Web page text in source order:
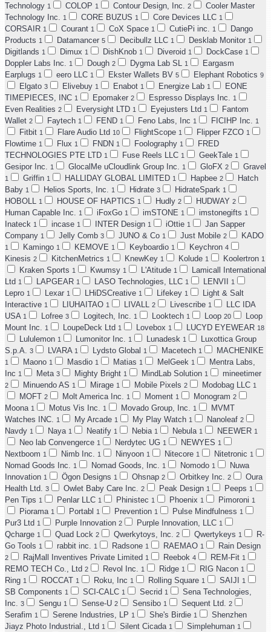
Technology 1 COLOP 1 Contour Design, Inc. 2
Cooler Master
Technology Inc. 1 CORE BUZUS 1 Core Devices LLC 1
CORSAIR 1 Courant 1 CoX Space 1 CutiePi inc. 1
Dango
Products 1 Datamancer 5 Decibullz LLC 1 Desklab Monitor 1
Digitlands 1 Dimux 1 DishKnob 1 Diveroid 1 DockCase 1
Doppler Labs Inc. 1 Dough 2 Dygma Lab SL 1
Eargasm
Earplugs 1 eero LLC 1 Ekster Wallets BV 5 Elephant Robotics 9
Elgato 3 Elivebuy 1 Enabot 1 Energize Lab 1
EONE
TIMEPIECES, INC 1 Epomaker 2 Espresso Displays Inc. 1
Even Realities 2 Everysight LTD 1 Eyejusters Ltd 1
Fantom
Wallet 2 Faytech 1 FEND 1 Feno Labs, Inc 1 FICIHP Inc. 1
Fitbit 1 Flare Audio Ltd 10 FlightScope 1 Flipper FZCO 1
Flowtime 1 Flux 1 FNDN 1 Foolography 1
FRED
TECHNOLOGIES PTE LTD 1 Fuse Reels LLC 1 GeekTale 1
Gesipor Inc. 1 GlocalMe uCloudlink Group Inc. 1 GloFX 2 Gravel
1 Griffin 1 HALLIDAY GLOBAL LIMITED 1 Hapbee 2
Hatch
Baby 1 Helios Sports, Inc. 1 Hidrate 3 HidrateSpark 1
HOBOLL 1 HOUSE OF HAPTICS 1 Hudly 2 HUDWAY 2
Human Capable Inc. 1 iFoxGo 1 imSTONE 1 imstonegifts 1
Inateck 1 incase 1 INTER Design 1 iOttie 1
Jan Sapper
Company 1 Jelly Comb 3 JUNO & Co 1 Just Mobile 2 KADO
1 Kamingo 1 KEMOVE 1 Keyboardio 1 Keychron 4
Kinesis 2 KitchenMetrics 1 KnewKey 1 Kolude 1 Koolertron 1
Kraken Sports 1 Kwumsy 1 L'Atitude 1
Lamicall International
Ltd 1 LAPGEAR 1 LASO Technologies, LLC 1 LENVII 1
Lepro 1 Lexar 1 LHiDSCreative 1 Lifekey 1
Light & Salt
Interactive 1 LIUHAITAO 1 LIVALL 2 Livescribe 1
LLC IDA
USA 1 Lofree 3 Logitech, Inc. 1 Looktech 1 Loop 20
Loop
Mount Inc. 1 LoupeDeck Ltd 1 Lovebox 1 LUCYD EYEWEAR 18
Lululemon 1 Lumonitor Inc. 1 Lunadesk 1
Luxottica Group
S.p.A. 3 LVARA 1 Lydsto Global 1 Macetech 1 MACHENIKE
1 Maono 1 Masdio 1 Matias 1 MelGeek 1
Mentra Labs,
Inc 1 Meta 3 Mighty Bright 1 MindLab Solution 1 mineetimer
2 Minuendo AS 1 Mirage 1 Mobile Pixels 2 Modobag LLC 1
MOFT 2 Molt America Inc. 1 Moment 1 Monogram 2
Moona 1 Motus Vis Inc. 1 Movado Group, Inc. 1
MVMT
Watches INC. 1 My Arcade 1 My Play Watch 1 Nanoleaf 2
Navdy 1 Naya 1 Neatify 1 Nebia 1 Nebula 1 NEEWER 1
Neo lab Convengerce 1 Nerdytec UG 1 NEWYES 1
Nextboom 1 Nimb Inc. 1 Ninyoon 1 Nitecore 1 Nitetronic 1
Nomad Goods Inc. 1 Nomad Goods, Inc. 1 Nomodo 1
Nuwa
Innovation 1 Ögon Designs 1 Ohsnap 2 Orbitkey Inc. 2
Oura
Health Ltd. 3 Owlet Baby Care Inc. 2 Peak Design 1 Peeps 1
Pen Tips 1 Penlar LLC 1 Phinistec 1 Phoenix 1 Pimoroni 1
Piorama 1 Portabl 1 Prevention 1 Pulse Mindfulness 1
Pur3 Ltd 1 Purple Innovation 2 Purple Innovation, LLC 1
Qcharge 1 Quad Lock 2 Qwerkytoys, Inc. 2 Qwertykeys 1
R-
Go Tools 1 rabbit inc. 1 Radsone 1 RAEMAO 1 Rain Design
2 RajMall Inventives Private Limited 1 Reebok 4 REM-Fit 1
REMO TECH Co., Ltd 2 Revol Inc. 1 Ridge 1 RIG Nacon 1
Ring 1 ROCCAT 1 Roku, Inc 1 Rolling Square 1 SAIJI 1
SB Components 1 SCI-CALC 1 Secrid 1
Sena Technologies,
Inc. 3 Sengu 1 Sense-U 2 Sensibo 1 Sequent Ltd. 2
Serafim 1 Serene Industries, LP 1 She's Birdie 1
Shenzhen
Jiayz Photo Industrial., Ltd 1 Silent Cicada 1 Simplehuman 1